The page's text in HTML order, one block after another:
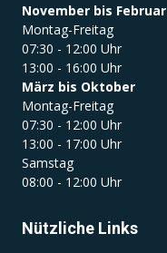
November bis Februar
Montag-Freitag
07:30 - 12:00 Uhr
13:00 - 16:00 Uhr
März bis Oktober
Montag-Freitag
07:30 - 12:00 Uhr
13:00 - 17:00 Uhr
Samstag
08:00 - 12:00 Uhr
Nützliche Links